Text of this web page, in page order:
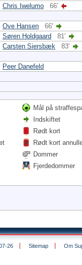
Chris Iwelumo 66'
Ove Hansen
66'
Søren Holdgaard
81'
Carsten Siersbæk 83'
Peer Danefeld
Mål på
Indskiftet
Rødt kort
Rødt kort
Dommer
Fjerdedommer
26 Sitemap Om